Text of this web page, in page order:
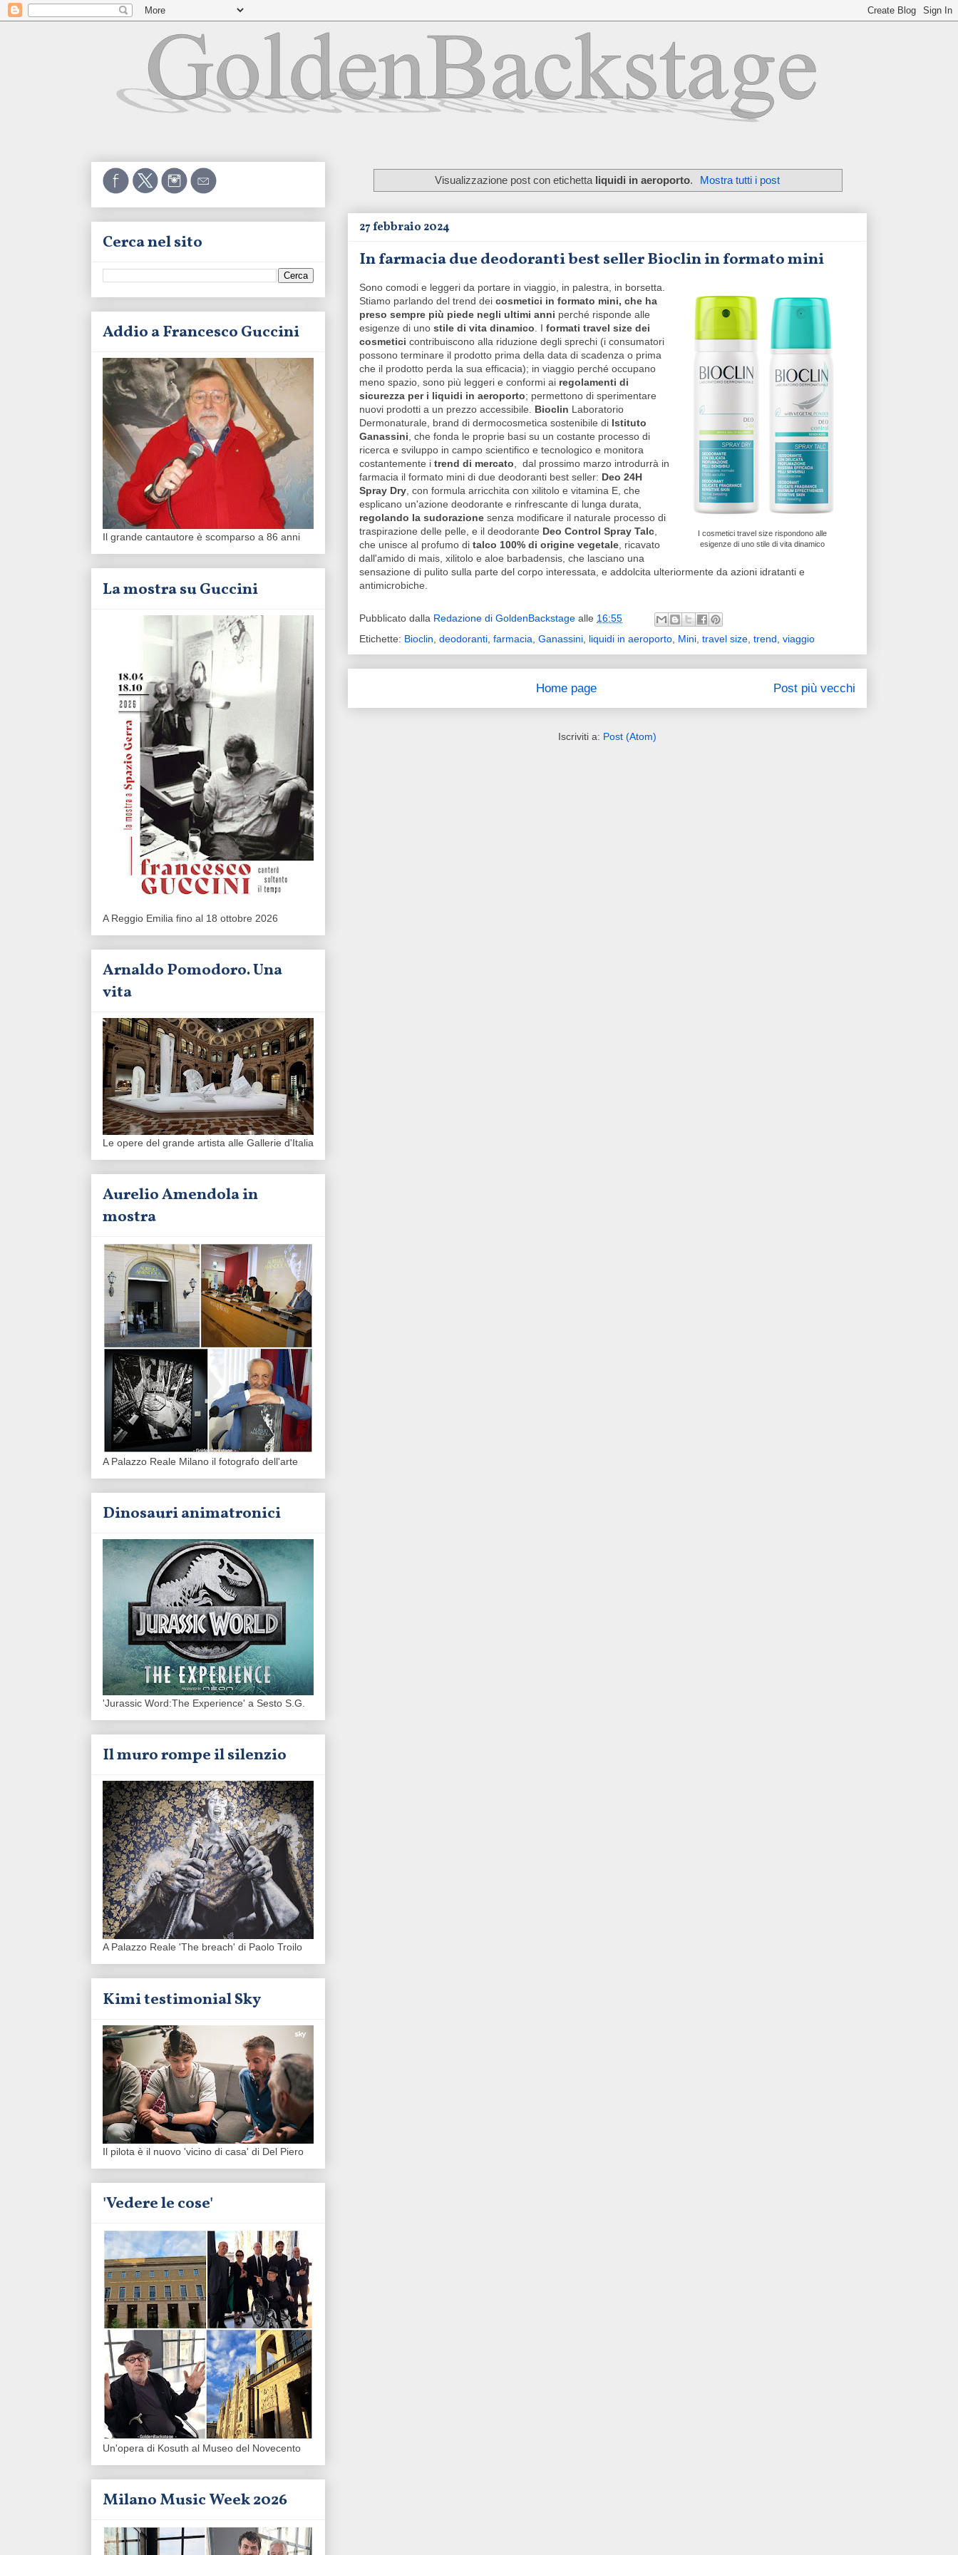
Visualizzazione post con etichetta liquidi in aeroporto. Mostra tutti i post
27 febbraio 2024
In farmacia due deodoranti best seller Bioclin in formato mini
I cosmetici travel size rispondono alle
esigenze di uno stile di vita dinamico
Sono comodi e leggeri da portare in viaggio, in palestra, in borsetta.
Stiamo parlando del trend dei cosmetici in formato mini, che ha
preso sempre più piede negli ultimi anni perché risponde alle
esigenze di uno stile di vita dinamico. I formati travel size dei
cosmetici contribuiscono alla riduzione degli sprechi (i consumatori
possono terminare il prodotto prima della data di scadenza o prima
che il prodotto perda la sua efficacia); in viaggio perché occupano
meno spazio, sono più leggeri e conformi ai regolamenti di
sicurezza per i liquidi in aeroporto; permettono di sperimentare
nuovi prodotti a un prezzo accessibile. Bioclin Laboratorio
Dermonaturale, brand di dermocosmetica sostenibile di Istituto
Ganassini, che fonda le proprie basi su un costante processo di
ricerca e sviluppo in campo scientifico e tecnologico e monitora
costantemente i trend di mercato, dal prossimo marzo introdurrà in
farmacia il formato mini di due deodoranti best seller: Deo 24H
Spray Dry, con formula arricchita con xilitolo e vitamina E, che
esplicano un'azione deodorante e rinfrescante di lunga durata,
regolando la sudorazione senza modificare il naturale processo di
traspirazione delle pelle, e il deodorante Deo Control Spray Talc,
che unisce al profumo di talco 100% di origine vegetale, ricavato
dall'amido di mais, xilitolo e aloe barbadensis, che lasciano una
sensazione di pulito sulla parte del corpo interessata, e addolcita ulteriormente da azioni idratanti e
antimicrobiche.
Pubblicato dalla Redazione di GoldenBackstage alle 16:55
Etichette: Bioclin, deodoranti, farmacia, Ganassini, liquidi in aeroporto, Mini, travel size, trend, viaggio
Post più vecchi
Home page
Iscriviti a: Post (Atom)
Cerca nel sito
Addio a Francesco Guccini
Il grande cantautore è scomparso a 86 anni
La mostra su Guccini
A Reggio Emilia fino al 18 ottobre 2026
Arnaldo Pomodoro. Una
vita
Le opere del grande artista alle Gallerie d'Italia
Aurelio Amendola in
mostra
A Palazzo Reale Milano il fotografo dell'arte
Dinosauri animatronici
'Jurassic Word:The Experience' a Sesto S.G.
Il muro rompe il silenzio
A Palazzo Reale 'The breach' di Paolo Troilo
Kimi testimonial Sky
Il pilota è il nuovo 'vicino di casa' di Del Piero
'Vedere le cose'
Un'opera di Kosuth al Museo del Novecento
Milano Music Week 2026